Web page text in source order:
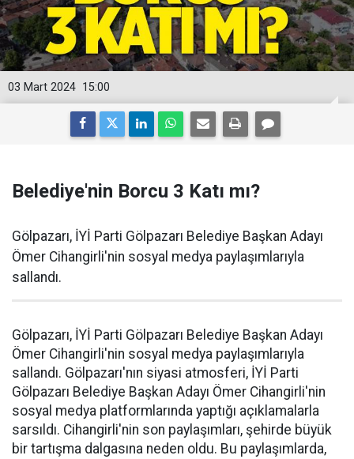
15:00
03 Mart 2024
Belediye'nin Borcu 3 Katı mı?
Gölpazarı, İYİ Parti Gölpazarı Belediye Başkan Adayı
Ömer Cihangirli'nin sosyal medya paylaşımlarıyla
sallandı.
Gölpazarı, İYİ Parti Gölpazarı Belediye Başkan Adayı
Ömer Cihangirli'nin sosyal medya paylaşımlarıyla
sallandı. Gölpazarı'nın siyasi atmosferi, İYİ Parti
Gölpazarı Belediye Başkan Adayı Ömer Cihangirli'nin
sosyal medya platformlarında yaptığı açıklamalarla
sarsıldı. Cihangirli'nin son paylaşımları, şehirde büyük
bir tartışma dalgasına neden oldu. Bu paylaşımlarda,